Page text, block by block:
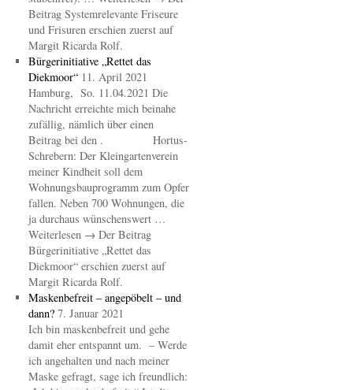
Beitrag Systemrelevante Friseure
und Frisuren erschien zuerst auf
Margit Ricarda Rolf.
Bürgerinitiative „Rettet das
Diekmoor“ 11. April 2021
Hamburg, So. 11.04.2021 Die
Nachricht erreichte mich beinahe
zufällig, nämlich über einen
Beitrag bei den . Hortus-
Schrebern: Der Kleingartenverein
meiner Kindheit soll dem
Wohnungsbauprogramm zum Opfer
fallen. Neben 700 Wohnungen, die
ja durchaus wünschenswert …
Weiterlesen → Der Beitrag
Bürgerinitiative „Rettet das
Diekmoor“ erschien zuerst auf
Margit Ricarda Rolf.
Maskenbefreit – angepöbelt – und
dann? 7. Januar 2021
Ich bin maskenbefreit und gehe
damit eher entspannt um. – Werde
ich angehalten und nach meiner
Maske gefragt, sage ich freundlich: